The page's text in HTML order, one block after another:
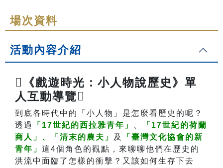
場次資料
活動內容介紹
《戲遊時光：小人物說歷史》單
人互動導覽
到底各時代中的「小人物」是怎麼看歷史的呢？
透過
「17世紀的西拉雅青年」
「17世紀的荷蘭
商人」、
「清末的農夫」 及
「臺灣文化協會的新
青年」 這4個角色的觀點，來聊聊他們在歷史的
洪流中面臨了怎樣的衝擊？又該如何生存下去